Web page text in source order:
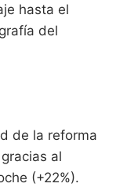
hasta el
del
de la reforma
al
(+22%).